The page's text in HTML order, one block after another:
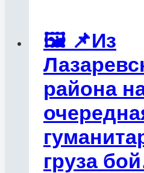
🖼 📌Из
района
груза